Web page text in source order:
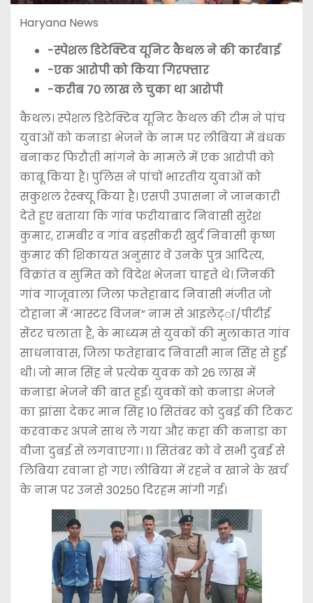
Haryana News
-स्पेशल डिटेक्टिव यूनिट कैथल ने की कार्रवाई
-एक आरोपी को किया गिरफ्तार
-करीब 70 लाख ले चुका था आरोपी
कैथल। स्पेशल डिटेक्टिव यूनिट कैथल की टीम ने पांच
युवाओं को कनाडा भेजने के नाम पर लीबिया में बंधक
बनाकर फिरौती मांगने के मामले में एक आरोपी को
काबू किया है। पुलिस ने पांचों भारतीय युवाओं को
सकुशल रेस्क्यू किया है। एसपी उपासना ने जानकारी
देते हुए बताया कि गांव फरीयाबाद निवासी सुरेश
कुमार, रामबीर व गांव बड़सीकरी खुर्द निवासी कृष्ण
कुमार की शिकायत अनुसार वे उनके पुत्र आदित्य,
विक्रांत व सुमित को विदेश भेजना चाहते थे। जिनकी
गांव गाजूवाला जिला फतेहाबाद निवासी मंजीत जो
टोहाना में ‘मास्टर विजन” नाम से आइलेट्ा/पीटीई
सेंटर चलाता है, के माध्यम से युवकों की मुलाकात गांव
साधनावास, जिला फतेहाबाद निवासी मान सिंह से हुई
थी। जो मान सिंह ने प्रत्येक युवक को 26 लाख में
कनाडा भेजने की बात हुई। युवकों को कनाडा भेजने
का झांसा देकर मान सिंह 10 सितंबर को दुबई की टिकट
करवाकर अपने साथ ले गया और कहा की कनाडा का
वीजा दुबई से लगवाएगा। 11 सितंबर को वे सभी दुबई से
लिबिया रवाना हो गए। लीबिया में रहने व खाने के खर्च
के नाम पर उनसे 30250 दिरहम मांगी गई।